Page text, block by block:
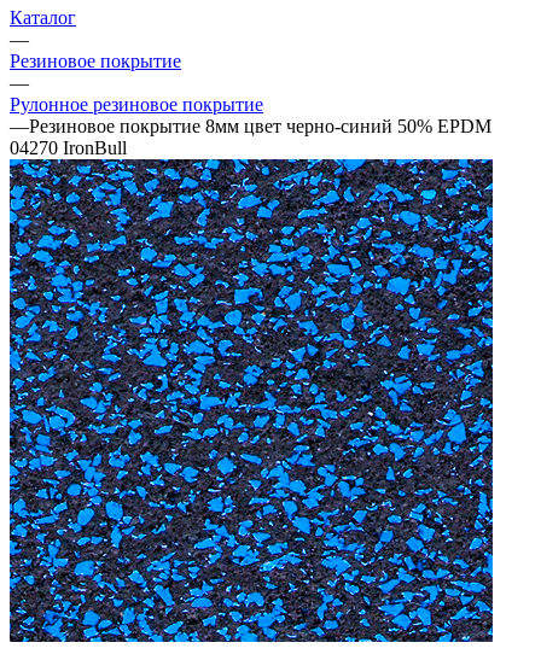
Каталог
—
Резиновое покрытие
—
Рулонное резиновое покрытие
—Резиновое покрытие 8мм цвет черно-синий 50% EPDM
04270 IronBull